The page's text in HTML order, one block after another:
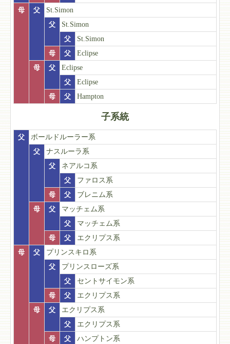
母
父
St.Simon
父
St.Simon
父
St.Simon
母
父
Eclipse
母
父
Eclipse
父
Eclipse
母
父 Hampton
子系統
父
ボールドルーラー系
父
ナスルーラ系
父
ネアルコ系
父
ファロス系
母
父
ブレニム系
母
父
マッチェム系
父
マッチェム系
母
父
エクリプス系
母
父
プリンスキロ系
父
プリンスローズ系
父
セントサイモン系
母
父
エクリプス系
母
父
エクリプス系
父
エクリプス系
母
父 ハンプトン系